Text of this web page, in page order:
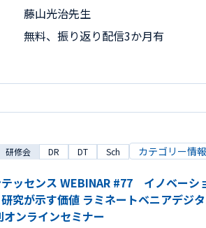
藤山光治先生
無料、振り返り配信3か月有
研修会 DR DT Sch カテゴリー情報
ッセンス WEBINAR #77 イノベー
究が示す価値 ラミネートベニアデジ
オンラインセミナー